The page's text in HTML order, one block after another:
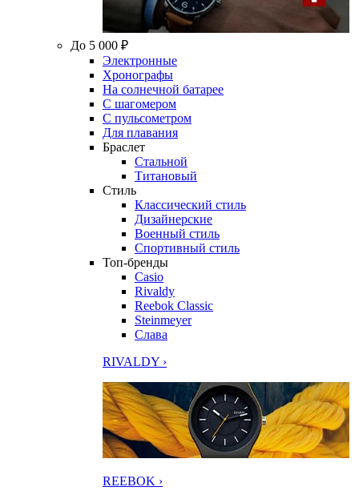
До 5 000 ₽
Электронные
Хронографы
На солнечной батарее
С шагомером
С пульсометром
Для плавания
Браслет
Стальной
Титановый
Стиль
Классический стиль
Дизайнерские
Военный стиль
Спортивный стиль
Топ-бренды
Casio
Rivaldy
Reebok Classic
Steinmeyer
Слава
RIVALDY ›
REEBOK ›